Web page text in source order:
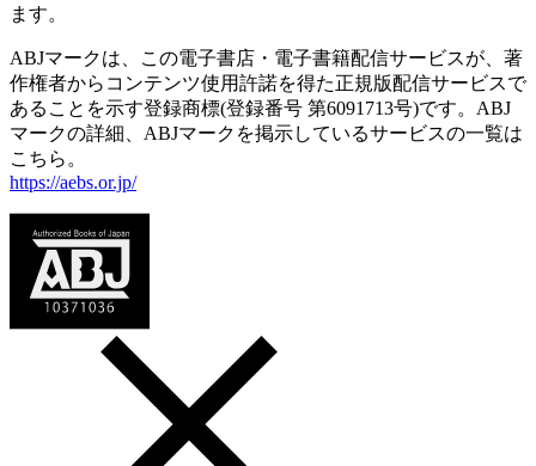
ます。
ABJマークは、この電子書店・電子書籍配信サービスが、著
作権者からコンテンツ使用許諾を得た正規版配信サービスで
あることを示す登録商標(登録番号 第6091713号)です。ABJ
マークの詳細、ABJマークを掲示しているサービスの一覧は
こちら。
https://aebs.or.jp/